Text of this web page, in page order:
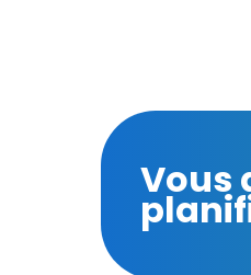
Vous